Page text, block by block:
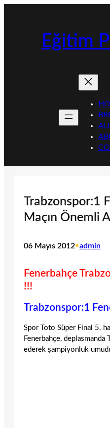
Eğitim
Trabzonspor:1
Maçın Önemli
06 Mayıs 2012•admin
Fenerbahçe
!!!
Trabzonspor:1
Spor Toto Süper Final 5.
Fenerbahçe, deplasmanda
ederek şampiyonluk